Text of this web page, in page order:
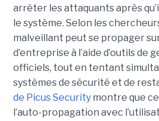
arrêter les attaquants après
le système. Selon les
malveillant peut se propager
d’entreprise à l’aide d’outils de
officiels, tout en tentant
systèmes de sécurité et de
de Picus Securitymontre que
l’auto-propagation avec